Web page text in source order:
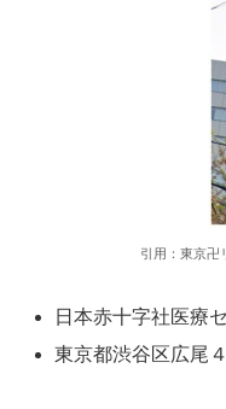
引用：東京
日本赤十字社医療
東京都渋谷区広尾